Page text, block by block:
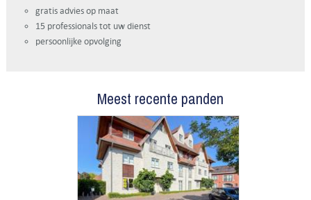
gratis advies op maat
15 professionals tot uw dienst
persoonlijke opvolging
Meest recente panden